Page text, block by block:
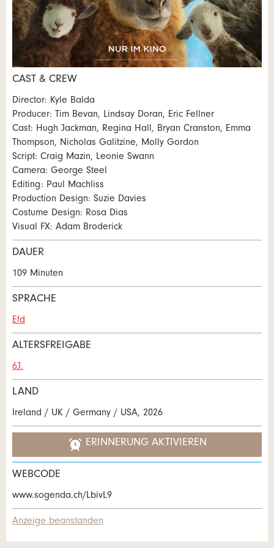
Nachricht
* Eingabe erforderlich
Zur Qualitätssicherung wird eine Kopie der E-Mail an
guidle übermittelt.
* Eingabe erforderlich
guidle übermittelt.
NACHRICHT SENDEN
Schliessen
CAST & CREW
Director: Kyle Balda
Producer: Tim Bevan, Lindsay Doran, Eric Fellner
Cast: Hugh Jackman, Regina Hall, Bryan Cranston, Emma
Thompson, Nicholas Galitzine, Molly Gordon
Script: Craig Mazin, Leonie Swann
Camera: George Steel
Editing: Paul Machliss
Production Design: Suzie Davies
Costume Design: Rosa Dias
Visual FX: Adam Broderick
DAUER
109 Minuten
SPRACHE
Efd
ALTERSFREIGABE
6J.
LAND
Ireland / UK / Germany / USA, 2026
ERINNERUNG AKTIVIEREN
WEBCODE
www.sogenda.ch/LbivL9
Anzeige beanstanden